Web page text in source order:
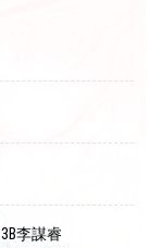
3B李謀睿